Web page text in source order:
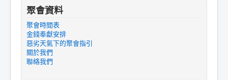
聚會資料
聚會時間表
金錢奉獻安排
惡劣天氣下的聚會指引
關於我們
聯絡我們